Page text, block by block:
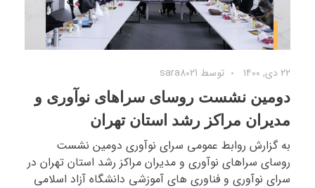
۲۲ دی, ۱۴۰۰ توسط sara8021
دومین نشست روسای سراهای نوآوری و
مدیران مراکز رشد استان تهران
به گزارش روابط عمومی سرای نوآوری دومین نشست
روسای سراهای نوآوری و مدیران مراکز رشد استان تهران در
سرای نوآوری و فناوری های آموزشی دانشگاه آزاد اسلامی